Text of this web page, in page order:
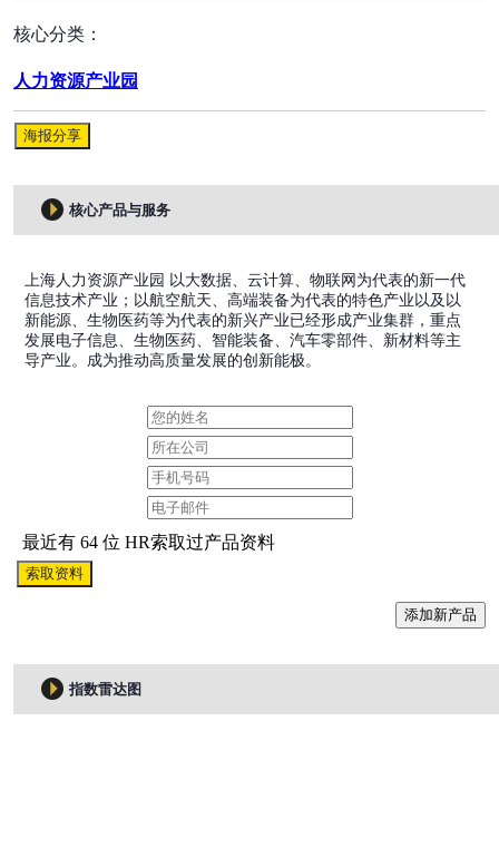
核心分类：
人力资源产业园
海报分享
核心产品与服务
上海人力资源产业园 以大数据、云计算、物联网为代表的新一代
信息技术产业；以航空航天、高端装备为代表的特色产业以及以
新能源、生物医药等为代表的新兴产业已经形成产业集群，重点
发展电子信息、生物医药、智能装备、汽车零部件、新材料等主
导产业。成为推动高质量发展的创新能极。
最近有 64 位 HR索取过产品资料
索取资料
添加新产品
指数雷达图